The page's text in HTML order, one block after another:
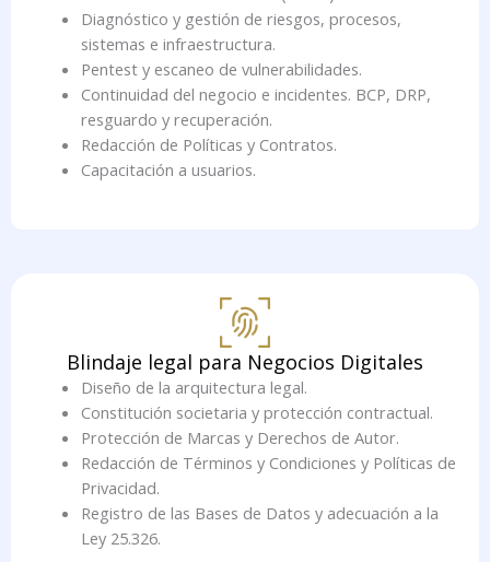
Diagnóstico y gestión de riesgos, procesos,
sistemas e infraestructura.
Pentest y escaneo de vulnerabilidades.
Continuidad del negocio e incidentes. BCP, DRP,
resguardo y recuperación.
Redacción de Políticas y Contratos.
Capacitación a usuarios.
Blindaje legal para Negocios Digitales
Diseño de la arquitectura legal.
Constitución societaria y protección contractual.
Protección de Marcas y Derechos de Autor.
Redacción de Términos y Condiciones y Políticas de
Privacidad.
Registro de las Bases de Datos y adecuación a la
Ley 25.326.